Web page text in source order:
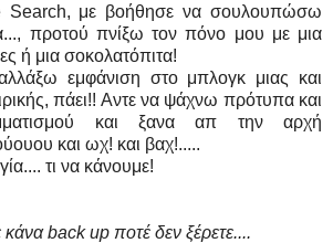
Search, με βοήθησε να σουλουπώσω
προτού πνίξω τον πόνο μου με μια
ή μια σοκολατόπιτα!
εμφάνιση στο μπλογκ μιας και
πάει!! Αντε να ψάχνω πρότυπα και
και ξανα απ την αρχή
και ωχ! και βαχ!.....
τι να κάνουμε!
back up ποτέ δεν ξέρετε....